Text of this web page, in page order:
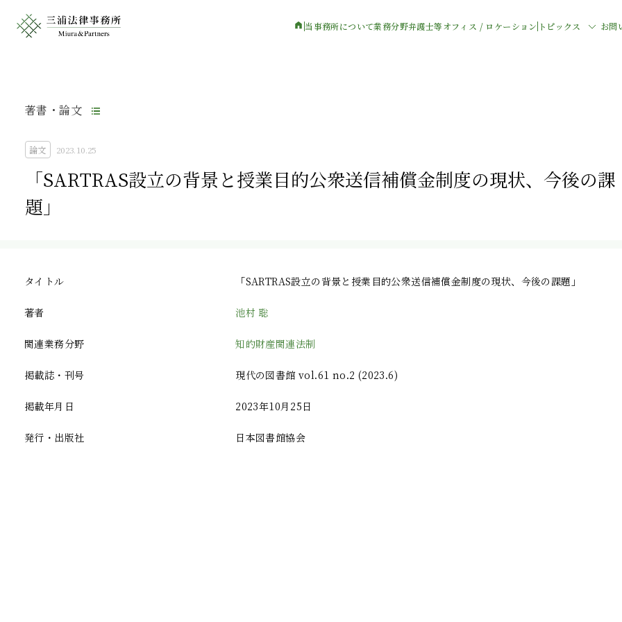
当事務所について業務分野弁護士等オフィス / ロケーション トピックス お問
著書・論文
論文 2023.10.25
「SARTRAS設立の背景と授業目的公衆送信補償金制度の現状、今後の課
題」
タイトル 「SARTRAS設立の背景と授業目的公衆送信補償金制度の現状、今後の課題」
著者 池村 聡
関連業務分野 知的財産関連法制
掲載誌・刊号 現代の図書館 vol.61 no.2 (2023.6)
掲載年月日 2023年10月25日
発行・出版社 日本図書館協会